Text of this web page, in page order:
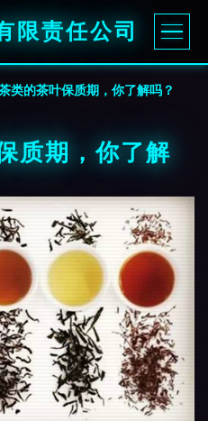
限责任公司
类的茶叶保质期，你了解吗？
质期，你了解